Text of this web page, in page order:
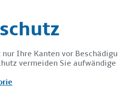
nur Ihre Kanten vor
vermeiden Sie